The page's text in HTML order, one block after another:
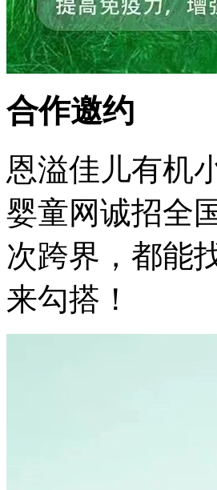
合作邀约
恩溢佳儿有机
婴童网诚招全
次跨界，都能
来勾搭！